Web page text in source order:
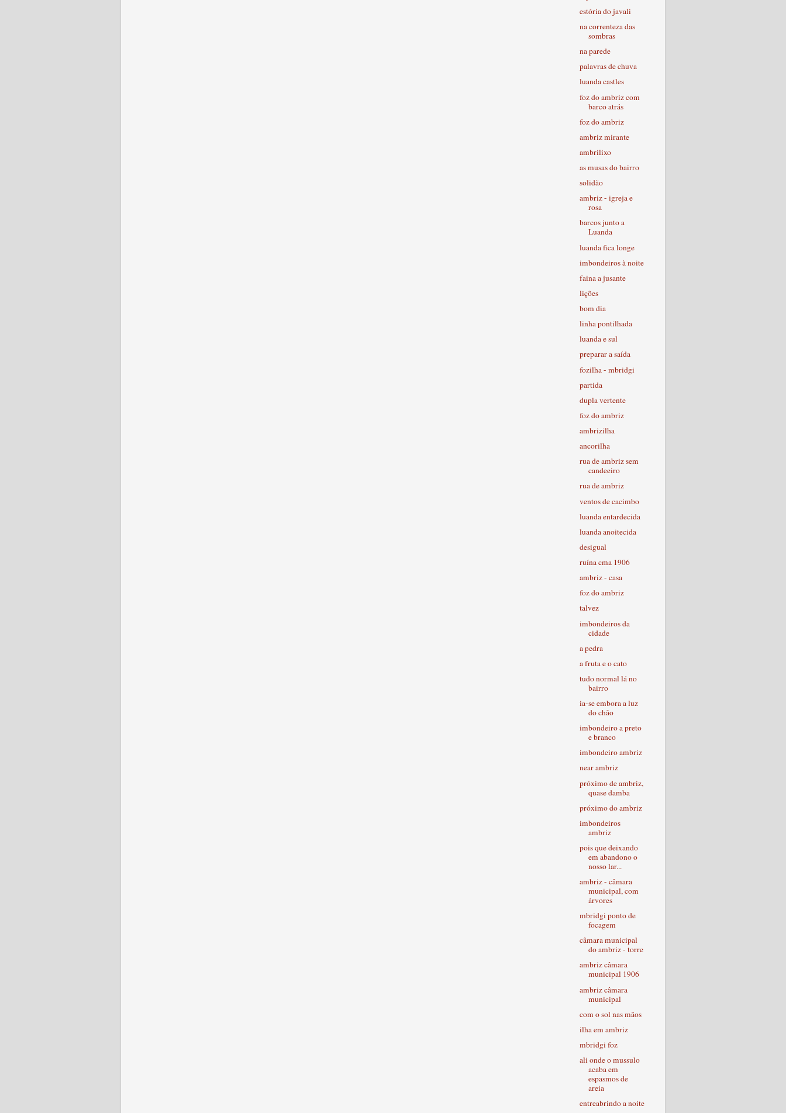
estória do javali
na correnteza das
sombras
na parede
palavras de chuva
luanda castles
foz do ambriz com
barco atrás
foz do ambriz
ambriz mirante
ambrilixo
as musas do bairro
solidão
ambriz - igreja e
rosa
barcos junto a
Luanda
luanda fica longe
imbondeiros à noite
faina a jusante
lições
bom dia
linha pontilhada
luanda e sul
preparar a saída
fozilha - mbridgi
partida
dupla vertente
foz do ambriz
ambrizilha
ancorilha
rua de ambriz sem
candeeiro
rua de ambriz
ventos de cacimbo
luanda entardecida
luanda anoitecida
desigual
ruína cma 1906
ambriz - casa
foz do ambriz
talvez
imbondeiros da
cidade
a pedra
a fruta e o cato
tudo normal lá no
bairro
ia-se embora a luz
do chão
imbondeiro a preto
e branco
imbondeiro ambriz
near ambriz
próximo de ambriz,
quase damba
próximo do ambriz
imbondeiros
ambriz
pois que deixando
em abandono o
nosso lar...
ambriz - câmara
municipal, com
árvores
mbridgi ponto de
focagem
câmara municipal
do ambriz - torre
ambriz câmara
municipal 1906
ambriz câmara
municipal
com o sol nas mãos
ilha em ambriz
mbridgi foz
ali onde o mussulo
acaba em
espasmos de
areia
entreabrindo a noite